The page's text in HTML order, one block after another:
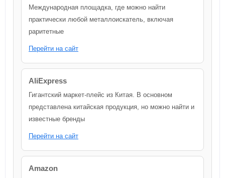
Международная площадка, где можно найти
практически любой металлоискатель, включая
раритетные
Перейти на сайт
AliExpress
Гигантский маркет-плейс из Китая. В основном
представлена китайская продукция, но можно найти и
известные бренды
Перейти на сайт
Amazon